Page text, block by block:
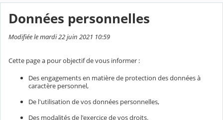
Données personnelles
Modifiée le mardi 22 juin 2021 10:59
Cette page a pour objectif de vous informer :
Des engagements en matière de protection des données à
caractère personnel,
De l'utilisation de vos données personnelles,
Des modalités de l'exercice de vos droits.